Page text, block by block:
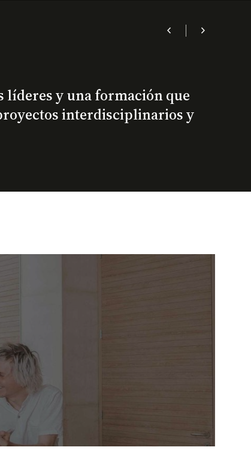
chevron_left chevron_right
líderes y una formación que
interdisciplinarios y